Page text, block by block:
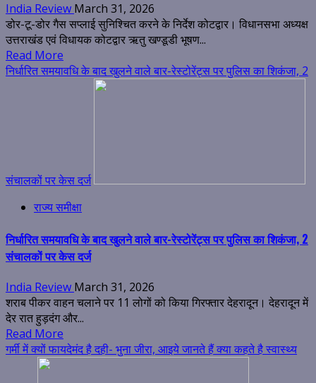
India Review March 31, 2026
डोर-टू-डोर गैस सप्लाई सुनिश्चित करने के निर्देश कोटद्वार। विधानसभा अध्यक्ष
उत्तराखंड एवं विधायक कोटद्वार ऋतु खण्डूडी भूषण...
Read More
निर्धारित समयावधि के बाद खुलने वाले बार-रेस्टोरेंट्स पर पुलिस का शिकंजा, 2
संचालकों पर केस दर्ज
राज्य समीक्षा
निर्धारित समयावधि के बाद खुलने वाले बार-रेस्टोरेंट्स पर पुलिस का शिकंजा, 2
संचालकों पर केस दर्ज
India Review March 31, 2026
शराब पीकर वाहन चलाने पर 11 लोगों को किया गिरफ्तार देहरादून। देहरादून में
देर रात हुड़दंग और...
Read More
गर्मी में क्यों फायदेमंद है दही- भुना जीरा, आइये जानते हैं क्या कहते है स्वास्थ्य